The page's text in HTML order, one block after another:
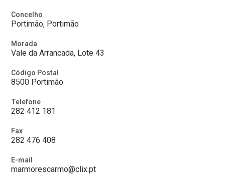
Concelho
Portimão, Portimão
Morada
Vale da Arrancada, Lote 43
Código Postal
8500 Portimão
Telefone
282 412 181
Fax
282 476 408
E-mail
marmorescarmo@clix.pt